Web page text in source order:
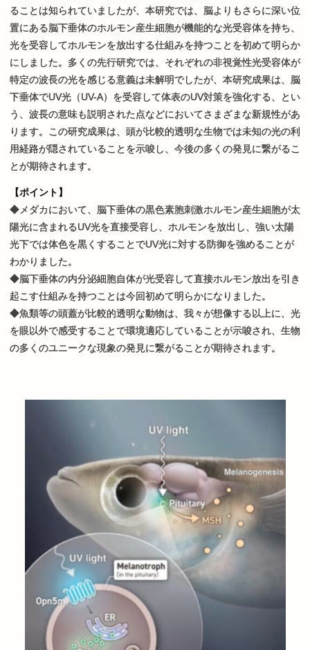
ることは知られていましたが、本研究では、脳よりもさらに深い位
置にある脳下垂体のホルモン産生細胞が機能的な光受容体を持ち、
光を受容してホルモンを放出する仕組みを持つことを初めて明らか
にしました。多くの先行研究では、それぞれの非視覚性光受容体が
特定の波長の光を感じる意義は未解明でしたが、本研究成果は、脳
下垂体でUV光（UV-A）を受容して体表のUV対策を強化する、とい
う、波長の意味も説明された点などにおいてさまざまな新規性があ
ります。この研究成果は、頭が比較的透明な生物では未知の光の利
用経路が隠されていることを示唆し、今後の多くの発見に繋がるこ
とが期待されます。
【ポイント】
◆メダカにおいて、脳下垂体の黒色素胞刺激ホルモン産生細胞が太
陽光に含まれるUV光を直接受容し、ホルモンを放出し、強い太陽
光下では体色を黒くすることでUV光に対する防御を強めることが
わかりました。
◆脳下垂体の内分泌細胞自体が光受容して直接ホルモン放出を引き
起こす仕組みを持つことは今回初めて明らかになりました。
◆魚類等の頭蓋が比較的透明な動物は、我々が想像する以上に、光
を眼以外で感受することで環境適応していることが示唆され、生物
の多くのユニークな現象の発見に繋がることが期待されます。